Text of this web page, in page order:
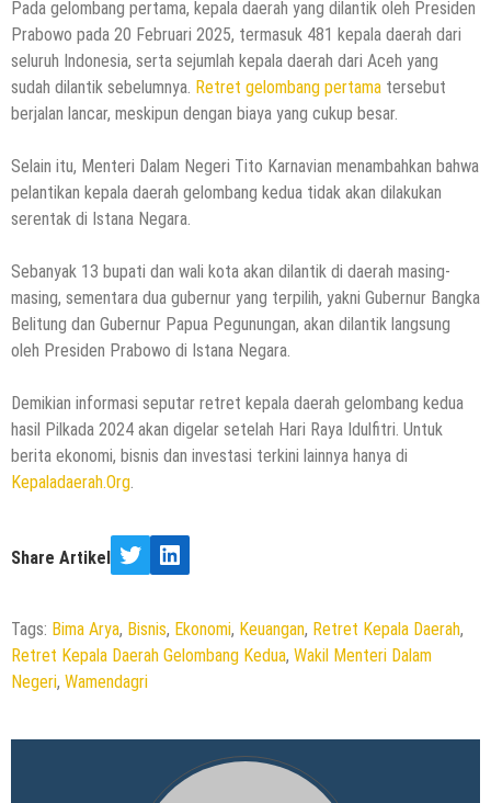
Pada gelombang pertama, kepala daerah yang dilantik oleh Presiden
Prabowo pada 20 Februari 2025, termasuk 481 kepala daerah dari
seluruh Indonesia, serta sejumlah kepala daerah dari Aceh yang
sudah dilantik sebelumnya. Retret gelombang pertama tersebut
berjalan lancar, meskipun dengan biaya yang cukup besar.
Selain itu, Menteri Dalam Negeri Tito Karnavian menambahkan bahwa
pelantikan kepala daerah gelombang kedua tidak akan dilakukan
serentak di Istana Negara.
Sebanyak 13 bupati dan wali kota akan dilantik di daerah masing-
masing, sementara dua gubernur yang terpilih, yakni Gubernur Bangka
Belitung dan Gubernur Papua Pegunungan, akan dilantik langsung
oleh Presiden Prabowo di Istana Negara.
Demikian informasi seputar retret kepala daerah gelombang kedua
hasil Pilkada 2024 akan digelar setelah Hari Raya Idulfitri. Untuk
berita ekonomi, bisnis dan investasi terkini lainnya hanya di
Kepaladaerah.Org
Share Artikel TwitterLinkedIn
Tags: Bima Arya, Bisnis, Ekonomi, Keuangan, Retret Kepala Daerah,
Retret Kepala Daerah Gelombang Kedua, Wakil Menteri Dalam
Negeri, Wamendagri